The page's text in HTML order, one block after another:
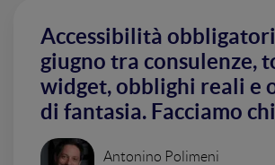
Accessibilità
giugno tra consulenze,
widget, obblighi reali e
di fantasia. Facciamo
Antonino Polimeni